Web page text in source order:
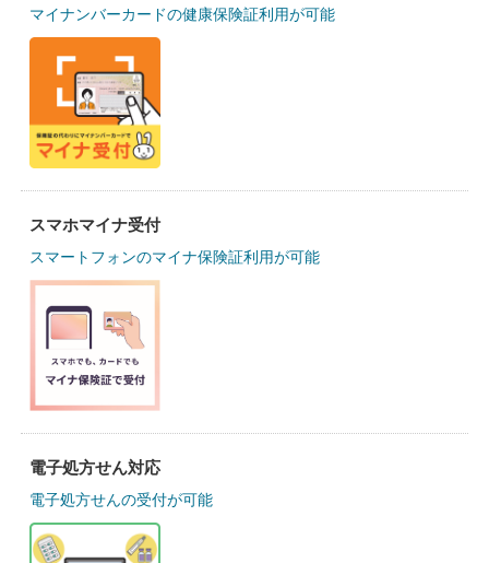
マイナンバーカードの健康保険証利用が可能
スマホマイナ受付
スマートフォンのマイナ保険証利用が可能
電子処方せん対応
電子処方せんの受付が可能